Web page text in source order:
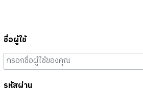
ชื่อผู้ใช้
รหัสผ่าน